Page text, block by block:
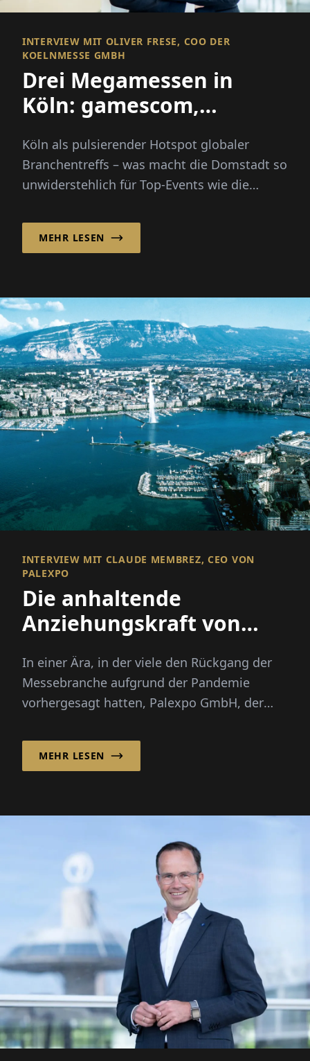
INTERVIEW MIT OLIVER FRESE, COO DER
KOELNMESSE GMBH
Drei Megamessen in
Köln: gamescom,
Köln als pulsierender Hotspot globaler
Branchentreffs – was macht die Domstadt so
unwiderstehlich für Top-Events wie die
MEHR LESEN
INTERVIEW MIT CLAUDE MEMBREZ, CEO VON
PALEXPO
Die anhaltende
Anziehungskraft von
digitalen Zeitalter
In einer Ära, in der viele den Rückgang der
Messebranche aufgrund der Pandemie
vorhergesagt hatten, Palexpo GmbH, der
und Kongresszentrums Genf
MEHR LESEN